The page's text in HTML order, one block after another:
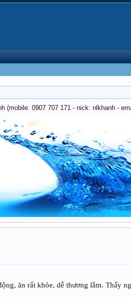
(mobile: 0907 707 171 - nick: nlkhanh -
ăn rất khỏe, dễ thương lắm. Thấy